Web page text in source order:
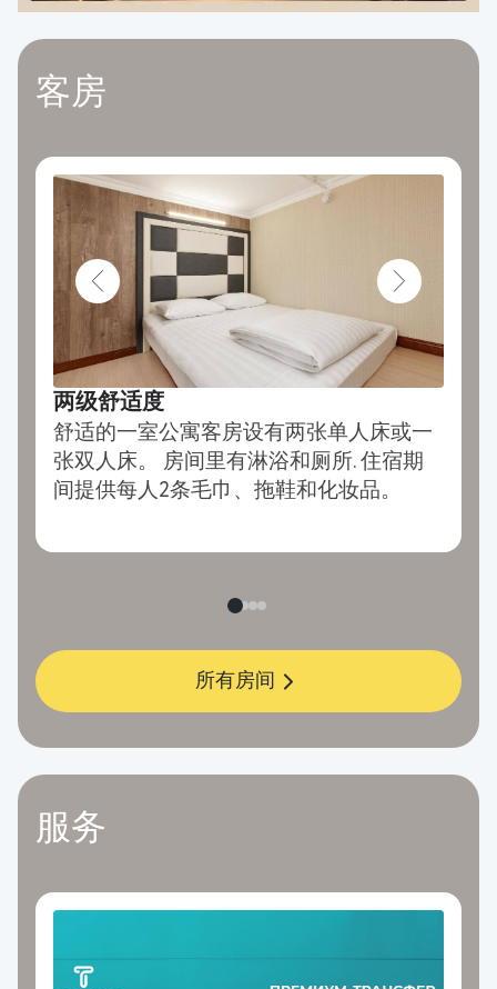
客房
两级舒适度
舒适的一室公寓客房设有两张单人床或一
张双人床。 房间里有淋浴和厕所. 住宿期
间提供每人2条毛巾、拖鞋和化妆品。
所有房间
服务